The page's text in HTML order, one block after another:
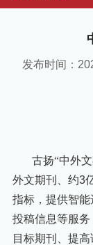
发布时间：
古扬“中外
外文期刊、约3
指标，提供智能
投稿信息等服
目标期刊、提高